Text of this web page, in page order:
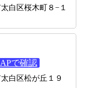
白区桜木町８−１
で確認
白区松が丘１９